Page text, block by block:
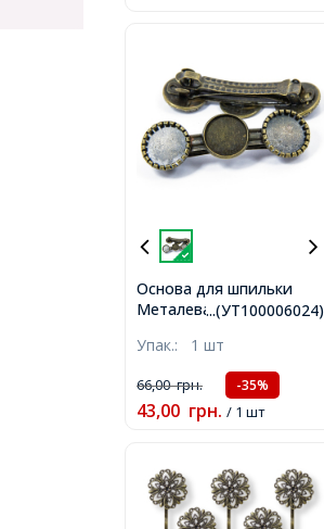
...(УТ100006024)
Основа для шпильки
Металева, Колір:
55.5х19мм, Діаметр
основи: 15 ~ 16мм,
Упак.: 1 шт
66,00грн. -35%
43,00 грн. / 1 шт